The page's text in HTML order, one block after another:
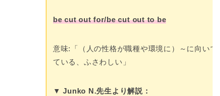
be cut out for/be cut out to be
意味:「（人の性格が職種や環境に）～に向いて
ている、ふさわしい」
▼ Junko N.先生より解説：